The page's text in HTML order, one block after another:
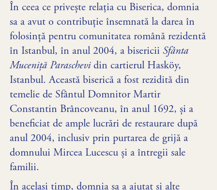
În ceea ce priveşte relaţia cu Biserica, domnia
sa a avut o contribuție însemnată la darea în
folosință pentru comunitatea română rezidentă
în Istanbul, în anul 2004, a bisericii Sfânta
Muceniță Paraschevidin cartierul Hasköy,
Istanbul. Această biserică a fost rezidită din
temelie de Sfântul Domnitor Martir
Constantin Brâncoveanu, în anul 1692, și a
beneficiat de ample lucrări de restaurare după
anul 2004, inclusiv prin purtarea de grijă a
domnului Mircea Lucescu și a întregii sale
familii.
În același timp, domnia sa a ajutat și alte